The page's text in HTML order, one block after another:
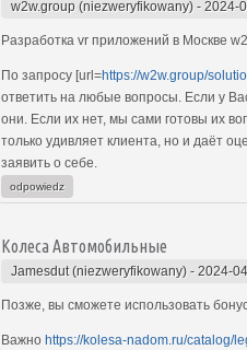
w2w.group (niezweryfikowany) - 2024-
Разработка vr приложений в Москве
По запросу [url=https://w2w.group/
ответить на любые вопросы. Если у
они. Если их нет, мы сами готовы их
только удивляет клиента, но и даёт
заявить о себе.
odpowiedz
Колеса Автомобильные
Jamesdut (niezweryfikowany) - 2024-
Позже, вы сможете использовать
Важно https://kolesa-nadom.ru/catalog/